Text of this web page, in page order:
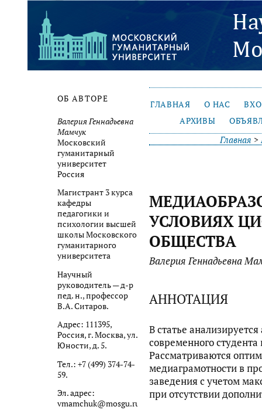
ОБ АВТОРЕ
Валерия Геннадьевна
Мамчук
Московский
гуманитарный
университет
Россия
Магистрант 3 курса
кафедры
педагогики и
психологии высшей
школы Московского
гуманитарного
университета
Научный
руководитель — д-р
пед. н., профессор
В.А. Ситаров.
Адрес: 111395,
Россия, г. Москва, ул.
Юности, д. 5.
Тел.: +7 (499) 374-74-
59.
Эл. адрес:
vmamchuk@mosgu.ru
ГЛАВНАЯ О НАС
АРХИВЫ
Главная >
УСЛОВИЯХ
ОБЩЕСТВА
Валерия Геннадьевна
АННОТАЦИЯ
В статье
современного
Рассматриваются
медиаграмотности в
заведения с учетом
при отсутствии